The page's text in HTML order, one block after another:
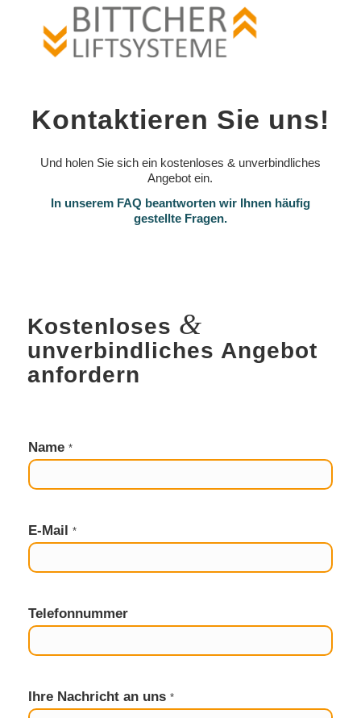
Kontaktieren Sie uns!
Und holen Sie sich ein kostenloses & unverbindliches
Angebot ein.
In unserem FAQ beantworten wir Ihnen häufig
gestellte Fragen.
Kostenloses &
unverbindliches Angebot
anfordern
Name *
N
a
h
i
c
t
h
r
E-Mail *
Telefonnummer
Ihre Nachricht an uns *